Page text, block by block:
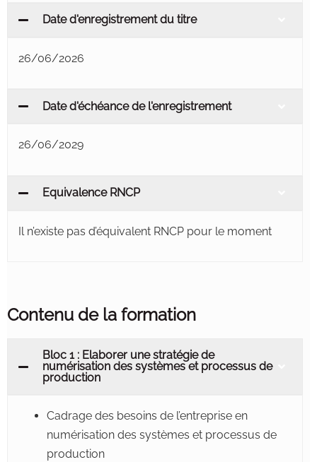
Date d'enregistrement du titre
26/06/2026
Date d'échéance de l'enregistrement
26/06/2029
Equivalence RNCP
Il n’existe pas d’équivalent RNCP pour le moment
Contenu de la formation
Bloc 1 : Elaborer une stratégie de
numérisation des systèmes et processus de
production
Cadrage des besoins de l’entreprise en
numérisation des systèmes et processus de
production